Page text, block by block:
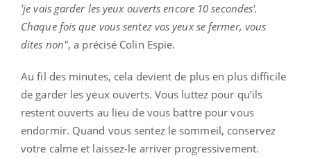
'je vais garder les yeux ouverts encore 10 secondes'.
Chaque fois que vous sentez vos yeux se fermer, vous
dites non", a précisé Colin Espie.
Au fil des minutes, cela devient de plus en plus difficile
de garder les yeux ouverts. Vous luttez pour qu’ils
restent ouverts au lieu de vous battre pour vous
endormir. Quand vous sentez le sommeil, conservez
votre calme et laissez-le arriver progressivement.